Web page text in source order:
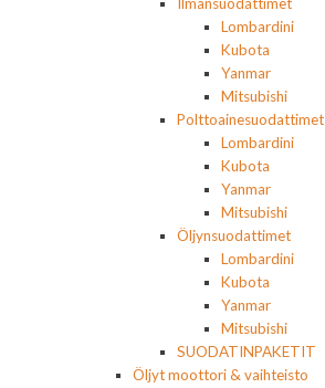
Lombardini
Kubota
Yanmar
Mitsubishi
Polttoainesuodattimet
Lombardini
Kubota
Yanmar
Mitsubishi
Öljynsuodattimet
Lombardini
Kubota
Yanmar
Mitsubishi
SUODATINPAKETIT
Öljyt moottori & vaihteisto